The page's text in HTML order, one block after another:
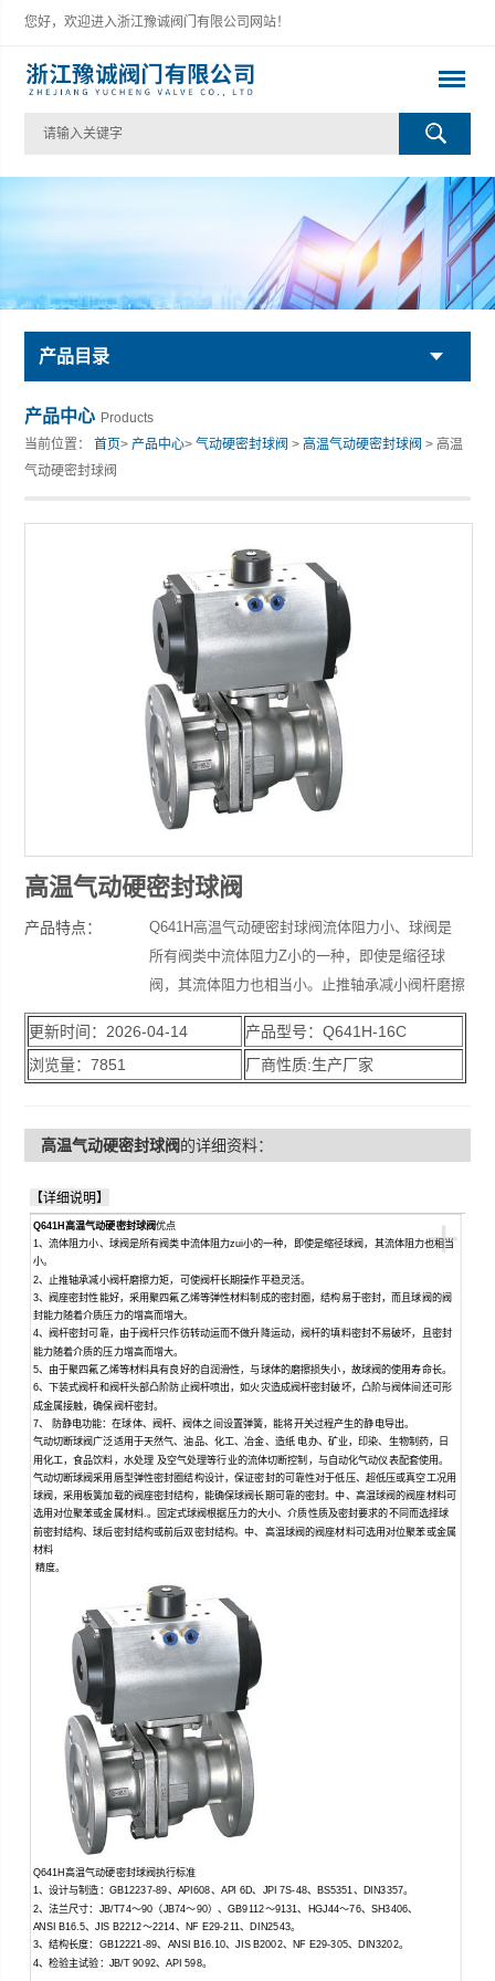
您好，欢迎进入浙江豫诚阀门有限公司网站！
浙江豫诚阀门有限公司
产品目录
产品中心 Products
当前位置：首页>产品中心>气动硬密封球阀 > 高温气动硬密封球阀 > 高温
气动硬密封球阀
高温气动硬密封球阀
产品特点：
Q641H高温气动硬密封球阀流体阻力小、球阀是
所有阀类中流体阻力Z小的一种，即使是缩径球
阀，其流体阻力也相当小。止推轴承减小阀杆磨擦
力矩，可使阀杆长期操作平稳灵活。阀座密封性能
好，采用聚四氟乙烯等弹性材料制成的密封圈，结
构易于密封，而且球阀的阀封能力随着介质压力的
更新时间：2026-04-14
产品型号：Q641H-16C
浏览量：7851
厂商性质:生产厂家
高温气动硬密封球阀的详细资料：
【详细说明】
+
Q641H高温气动硬密封球阀优点
1、流体阻力小、球阀是所有阀类中流体阻力zui小的一种，即使是缩径球阀，其流体阻力也相当
小。
2、止推轴承减小阀杆磨擦力矩，可使阀杆长期操作平稳灵活。
3、阀座密封性能好，采用聚四氟乙烯等弹性材料制成的密封圈，结构易于密封，而且球阀的阀
封能力随着介质压力的增高而增大。
4、阀杆密封可靠，由于阀杆只作彷转动运而不做升降运动，阀杆的填料密封不易破坏，且密封
能力随着介质的压力增高而增大。
5、由于聚四氟乙烯等材料具有良好的自润滑性，与球体的磨擦损失小，故球阀的使用寿命长。
6、下装式阀杆和阀杆头部凸阶防止阀杆喷出，如火灾造成阀杆密封破坏，凸阶与阀体间还可形
成金属接触，确保阀杆密封。
7、
防静电功能：在球体、阀杆、阀体之间设置弹簧，能将开关过程产生的静电导出。
气动切断球阀广泛适用于天然气、油品、化工、冶金、造纸 电办、矿业，印染、生物制药，日
用化工，食品饮料，水处理 及空气处理等行业的流体切断控制，与自动化气动仪表配套使用。
气动切断球阀采用唇型弹性密封圈结构设计，保证密封的可靠性对于低压、超低压或真空工况用
球阀，采用板簧加载的阀座密封结构，能确保球阀长期可靠的密封。中、高温球阀的阀座材料可
选用对位聚苯或金属材料.。固定式球阀根据压力的大小、介质性质及密封要求的不同而选择球
前密封结构、球后密封结构或前后双密封结构。中、高温球阀的阀座材料可选用对位聚苯或金属
材料
精度。
Q641H高温气动硬密封球阀执行标准
1、设计与制造：GB12237-89、API608、API 6D、JPI 7S-48、BS5351、DIN3357。
2、法兰尺寸：JB/T74～90（JB74～90）、GB9112～9131、HGJ44～76、SH3406、
ANSI B16.5、JIS B2212～2214、NF E29-211、DIN2543。
3、结构长度：GB12221-89、ANSI B16.10、JIS B2002、NF E29-305、DIN3202。
4、检验主试验：JB/T 9092、API 598。